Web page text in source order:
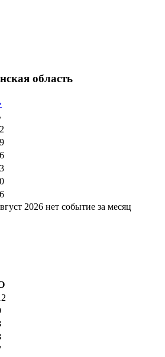
область
2026 нет событие за месяц